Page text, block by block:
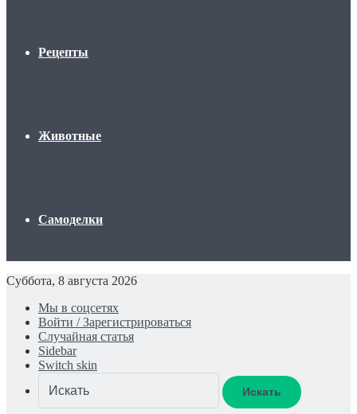
Рецепты
Животные
Самоделки
Суббота, 8 августа 2026
Мы в соцсетях
Войти / Зарегистрироваться
Случайная статья
Sidebar
Switch skin
Искать